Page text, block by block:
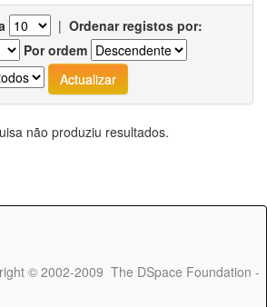
| Ordenar registos por:
Por ordem
não produziu resultados.
© 2002-2009 The DSpace Foundation -